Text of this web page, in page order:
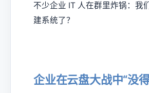
不少企业 IT 人在群里炸锅：我
建系统了？
企业在云盘大战中“没